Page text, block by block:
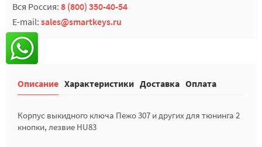
Вся Россия: 8 (800) 350-40-54
E-mail: sales@smartkeys.ru
Описание Характеристики Доставка Оплата
Корпус выкидного ключа Пежо 307 и других для тюнинга 2
кнопки, лезвие HU83